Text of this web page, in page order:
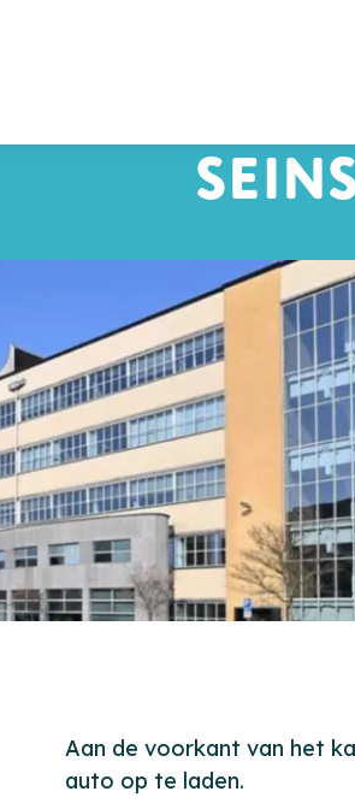
Aan de voorkant van het
auto op te laden.